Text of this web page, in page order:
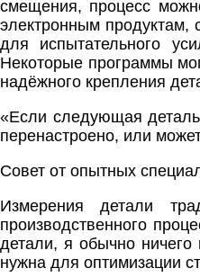
смещения, процесс
электронным продуктам,
для испытательного
Некоторые программы
надёжного крепления
«Если следующая
перенастроено, или
Совет от опытных
Измерения детали
производственного
детали, я обычно
нужна для оптимизации